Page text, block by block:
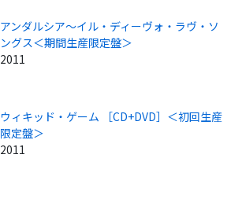
アンダルシア～イル・ディーヴォ・ラヴ・ソ
ングス＜期間生産限定盤＞
2011
ウィキッド・ゲーム ［CD+DVD］＜初回生産
限定盤＞
2011